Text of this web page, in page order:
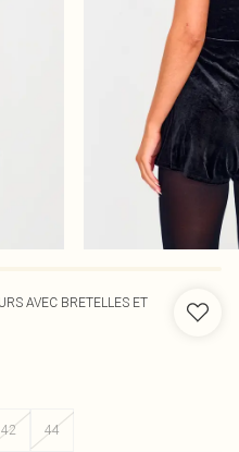
AVEC BRETELLES ET
42 44